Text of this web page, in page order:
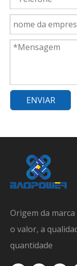
ENVIAR
Origem da
o valor, a
quantidade